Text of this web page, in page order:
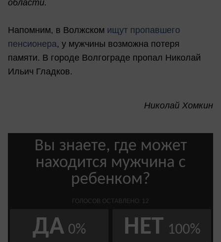
области.
Напомним, в Волжском ищут пропавшего
пенсионера, у мужчины возможна потеря
памяти. В городе Волгограде пропал Николай
Ильич Гладков.
Николай Хомкин